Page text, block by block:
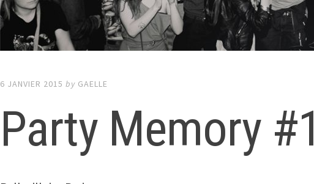
6 JANVIER 2015 by GAELLE
Party Memory #1